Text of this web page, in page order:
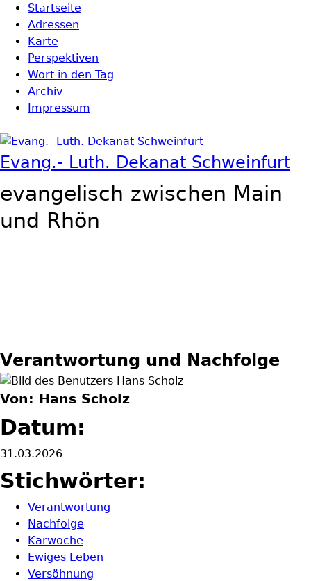
Direkt zum Inhalt
Hauptmenü
Startseite
Adressen
Karte
Perspektiven
Wort in den Tag
Archiv
Impressum
Evang.- Luth. Dekanat Schweinfurt
evangelisch zwischen Main
und Rhön
Verantwortung und Nachfolge
Von: Hans Scholz
Datum:
31.03.2026
Stichwörter:
Verantwortung
Nachfolge
Karwoche
Ewiges Leben
Versöhnung